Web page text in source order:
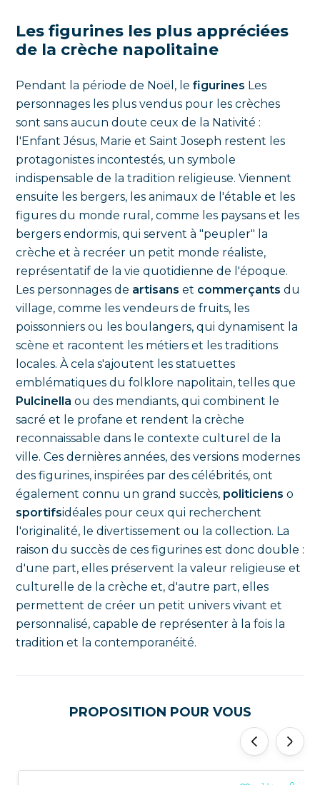
Les figurines les plus appréciées
de la crèche napolitaine
Pendant la période de Noël, le figurines Les
personnages les plus vendus pour les crèches
sont sans aucun doute ceux de la Nativité :
l'Enfant Jésus, Marie et Saint Joseph restent les
protagonistes incontestés, un symbole
indispensable de la tradition religieuse. Viennent
ensuite les bergers, les animaux de l'étable et les
figures du monde rural, comme les paysans et les
bergers endormis, qui servent à "peupler" la
crèche et à recréer un petit monde réaliste,
représentatif de la vie quotidienne de l'époque.
Les personnages de artisans et commerçants du
village, comme les vendeurs de fruits, les
poissonniers ou les boulangers, qui dynamisent la
scène et racontent les métiers et les traditions
locales. À cela s'ajoutent les statuettes
emblématiques du folklore napolitain, telles que
Pulcinella ou des mendiants, qui combinent le
sacré et le profane et rendent la crèche
reconnaissable dans le contexte culturel de la
ville. Ces dernières années, des versions modernes
des figurines, inspirées par des célébrités, ont
également connu un grand succès, politiciens o
sportifsidéales pour ceux qui recherchent
l'originalité, le divertissement ou la collection. La
raison du succès de ces figurines est donc double :
d'une part, elles préservent la valeur religieuse et
culturelle de la crèche et, d'autre part, elles
permettent de créer un petit univers vivant et
personnalisé, capable de représenter à la fois la
tradition et la contemporanéité.
PROPOSITION POUR VOUS
'